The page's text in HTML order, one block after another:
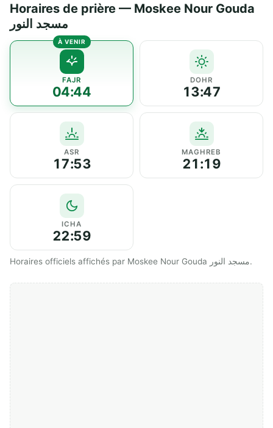
Horaires de prière — Moskee Nour Gouda
مسجد النور
FAJR
04:44
DOHR
13:47
ASR
17:53
MAGHREB
21:19
ICHA
22:59
Horaires officiels affichés par Moskee Nour Gouda مسجد النور.